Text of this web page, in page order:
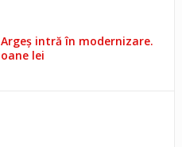
intră în modernizare.
lei